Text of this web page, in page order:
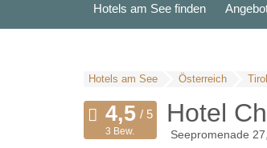
Hotels am See finden
Hotels am See Österreich Tirol
Hotel
Seepromenade 27
3 Bew.